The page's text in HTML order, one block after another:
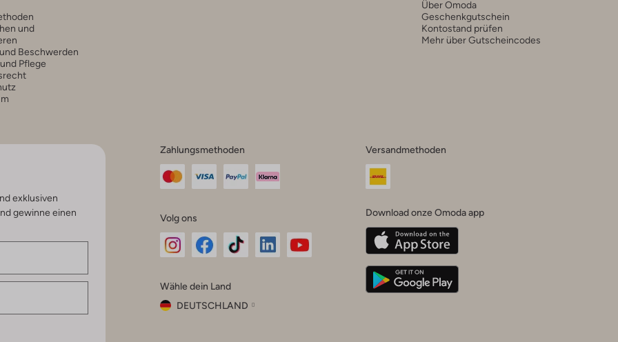
und
Beschwerden
Pflege
Über Omoda
Geschenkgutschein
Kontostand prüfen
Mehr über Gutscheincodes
exklusiven
gewinne einen
Zahlungsmethoden
Volg ons
Instagram
Facebook
TikTok
Wähle dein Land
DEUTSCHLAND
Versandmethoden
Download onze Omoda app